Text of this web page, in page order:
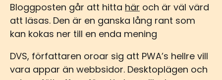
Bloggposten går att hitta här och är väl värd
att läsas. Den är en ganska lång rant som
kan kokas ner till en enda mening
DVS, författaren oroar sig att PWA’s hellre vill
vara appar än webbsidor. Desktoplägen och